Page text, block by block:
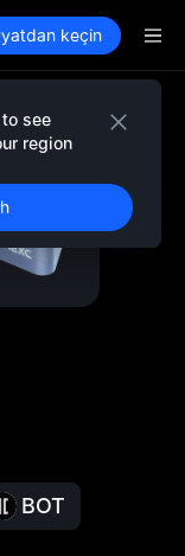
expiry
on Aug 10
expiry
keçin
see
region
BOT